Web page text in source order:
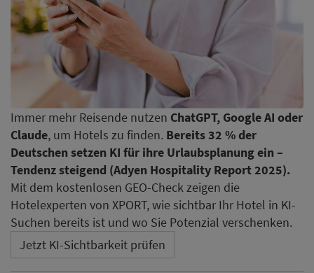
Immer mehr Reisende nutzen ChatGPT, Google AI oder
Claude, um Hotels zu finden. Bereits 32 % der
Deutschen setzen KI für ihre Urlaubsplanung ein –
Tendenz steigend (Adyen Hospitality Report 2025).
Mit dem kostenlosen GEO-Check zeigen die
Hotelexperten von XPORT, wie sichtbar Ihr Hotel in KI-
Suchen bereits ist und wo Sie Potenzial verschenken.
Jetzt KI-Sichtbarkeit prüfen